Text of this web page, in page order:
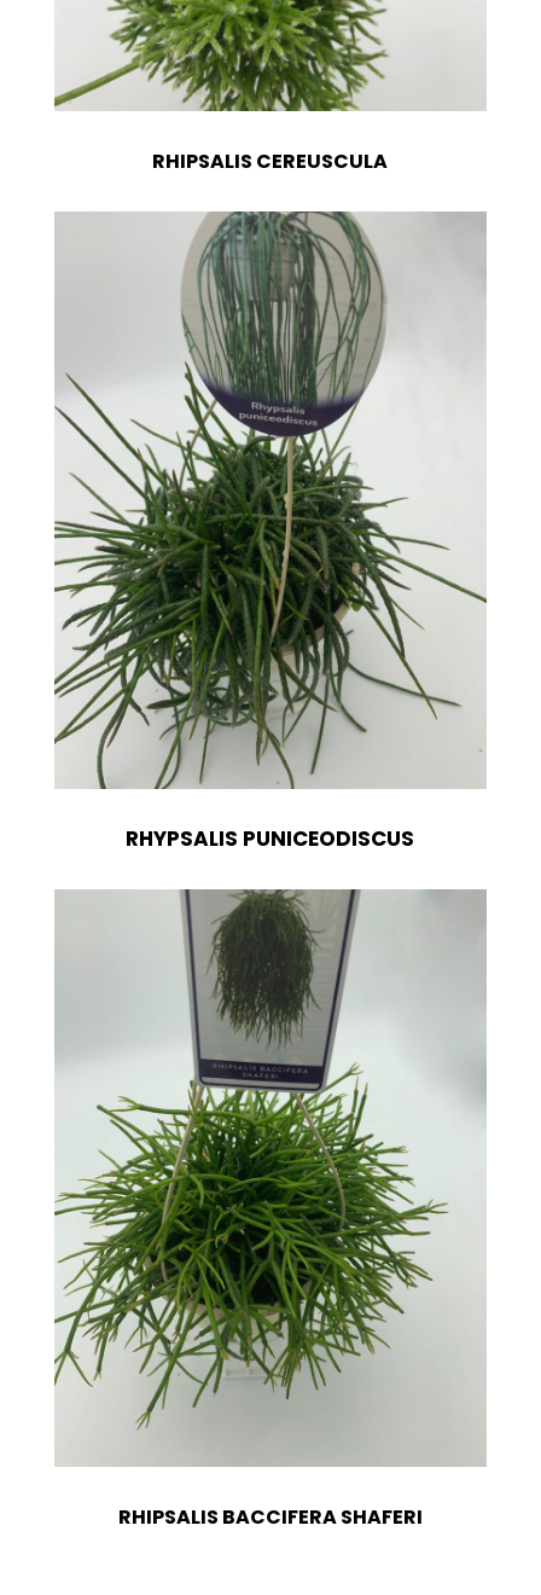
RHIPSALIS CEREUSCULA
RHYPSALIS PUNICEODISCUS
RHIPSALIS BACCIFERA SHAFERI